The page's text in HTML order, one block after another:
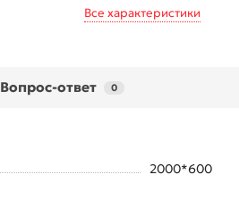
Все характеристики
Вопрос-ответ 0
2000*600